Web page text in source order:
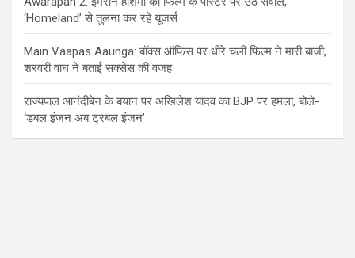
‘Homeland’ से तुलना कर रहे यूजर्स
Main Vaapas Aaunga: बॉक्स ऑफिस पर धीरे चली फिल्म ने मारी बाजी,
शरवरी वाघ ने बताई सक्सेस की वजह
राज्यपाल आनंदीबेन के बयान पर अखिलेश यादव का BJP पर हमला, बोले-
‘डबल इंजन अब ट्रबल इंजन’